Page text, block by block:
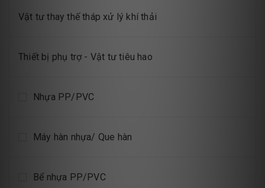
Vật tư thay thế tháp xử lý khí thải
Thiết bị phụ trợ - Vật tư tiêu hao
Nhựa PP/PVC
Máy hàn nhựa/ Que hàn
Bể nhựa PP/PVC